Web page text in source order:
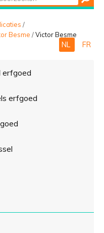
/
Besme /Victor Besme
NL FR
erfgoed
erfgoed